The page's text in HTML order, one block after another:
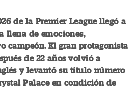
de la Premier League llegó a
llena de emociones,
campeón. El gran protagonista
de 22 años volvió a
y levantó su título número
Palace en condición de